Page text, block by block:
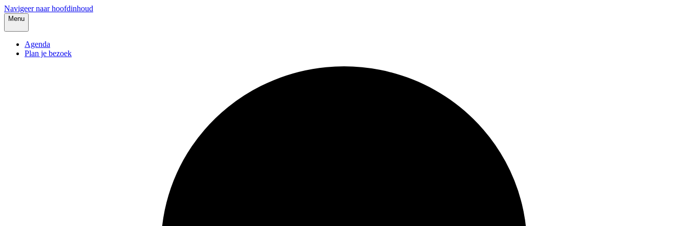
Navigeer naar hoofdinhoud
Menu
Agenda
Plan je bezoek